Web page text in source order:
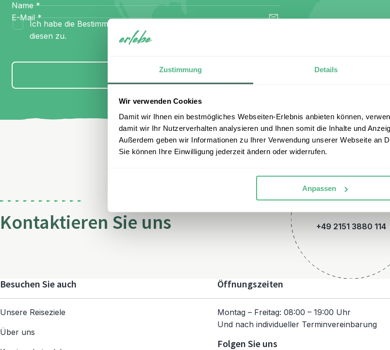
Zustimmung Details
Wir verwenden Cookies
Damit wir Ihnen ein bestmögliches Webseiten-Erlebnis anbieten können,
damit wir Ihr Nutzerverhalten analysieren und Ihnen somit die Inhalte und
Außerdem geben wir Informationen zu Ihrer Verwendung unserer Webseite an
Sie können Ihre Einwilligung jederzeit ändern oder widerrufen.
Anpassen
Name *
E-Mail *
Ich habe die Bestimmungen zum
diesen zu.
Anmelden
Kontaktieren Sie uns
Telefon
+49 2151 3880 114
Besuchen Sie auch
Unsere Reiseziele
Über uns
Öffnungszeiten
Montag – Freitag: 08:00 – 19:00 Uhr
Und nach individueller Terminvereinbarung
Folgen Sie uns